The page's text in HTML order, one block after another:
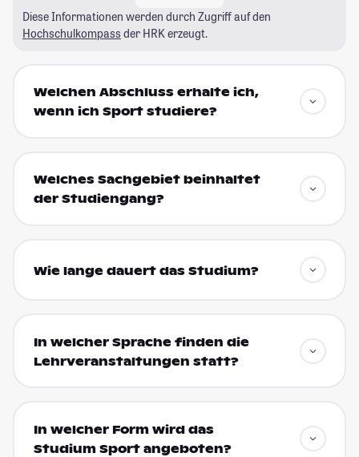
Diese Informationen werden durch Zugriff auf den
Hochschulkompass der HRK erzeugt.
Welchen Abschluss erhalte ich,
wenn ich Sport studiere?
Welches Sachgebiet beinhaltet
der Studiengang?
Wie lange dauert das Studium?
In welcher Sprache finden die
Lehrveranstaltungen statt?
In welcher Form wird das
Studium Sport angeboten?